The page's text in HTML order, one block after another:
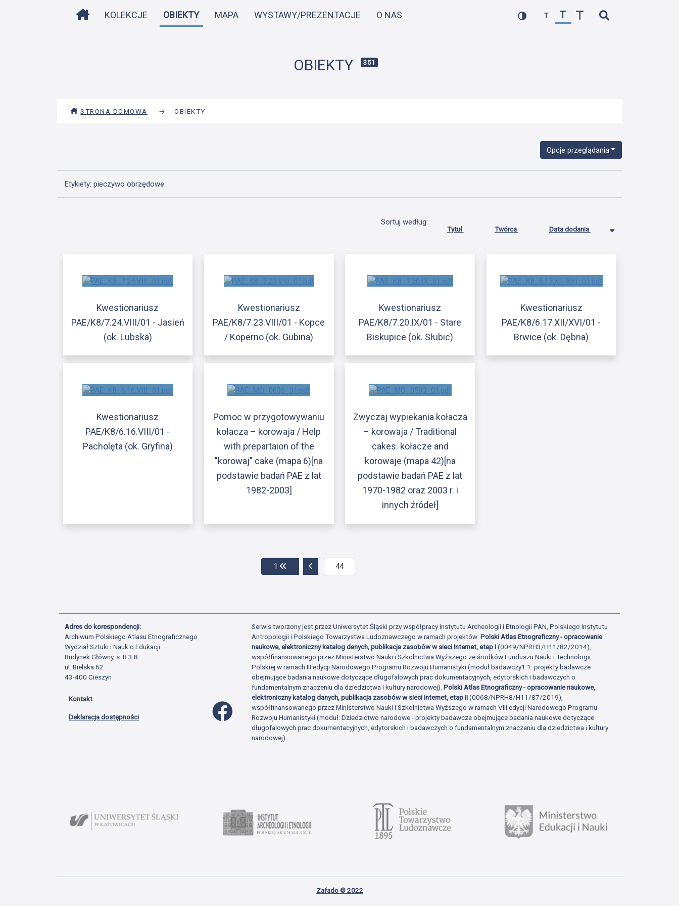
do
STRONA DOMOWA
KOLEKCJE OBIEKTY MAPA WYSTAWY/PREZENTACJE O NAS
OBIEKTY 351
STRONA DOMOWA → OBIEKTY
Opcje przeglądania
Etykiety: pieczywo obrzędowe
Sortuj według:
Tytuł Twórca Data dodania
Kwestionariusz
PAE/K8/7.24.VIII/01 - Jasień
(ok. Lubska)
Kwestionariusz
PAE/K8/7.23.VIII/01 - Kopce
/ Koperno (ok. Gubina)
Kwestionariusz
PAE/K8/7.20.IX/01 - Stare
Biskupice (ok. Słubic)
Kwestionariusz
PAE/K8/6.17.XII/XVI/01 -
Brwice (ok. Dębna)
Kwestionariusz
PAE/K8/6.16.VIII/01 -
Pacholęta (ok. Gryfina)
Pomoc w przygotowywaniu
kołacza – korowaja / Help
with prepartaion of the
"korowaj" cake (mapa 6)[na
podstawie badań PAE z lat
1982-2003]
Zwyczaj wypiekania kołacza
– korowaja / Traditional
cakes: kołacze and
korowaje (mapa 42)[na
podstawie badań PAE z lat
1970-1982 oraz 2003 r. i
innych źródeł]
1 Przejdź do pierwszej strony
Przejdź do poprzedniej strony
Adres do korespondencji:
Archiwum Polskiego Atlasu Etnograficznego
Wydział Sztuki i Nauk o Edukacji
Budynek Główny, s. B.3.8
ul. Bielska 62
43-400 Cieszyn
Kontakt
Deklaracja dostępności
Profil Facebook
Serwis tworzony jest przez Uniwersytet Śląski przy współpracy Instytutu Archeologii i Etnologii PAN, Polskiego Instytutu
Antropologii i Polskiego Towarzystwa Ludoznawczego w ramach projektów:Polski Atlas Etnograficzny - opracowanie
naukowe, elektroniczny katalog danych, publikacja zasobów w sieci Internet, etap I(0049/NPRH3/H11/82/2014),
współfinansowanego przez Ministerstwo Nauki i Szkolnictwa Wyższego ze środków Funduszu Nauki i Technologii
Polskiej w ramach III edycji Narodowego Programu Rozwoju Humanistyki (moduł badawczy1.1: projekty badawcze
obejmujące badania naukowe dotyczące długofalowych prac dokumentacyjnych, edytorskich i badawczych o
fundamentalnym znaczeniu dla dziedzictwa i kultury narodowej).Polski Atlas Etnograficzny - opracowanie naukowe,
elektroniczny katalog danych, publikacja zasobów w sieci Internet, etap II(0068/NPRH8/H11/87/2019),
współfinansowanego przez Ministerstwo Nauki i Szkolnictwa Wyższego w ramach VIII edycji Narodowego Programu
Rozwoju Humanistyki (moduł: Dziedzictwo narodowe - projekty badawcze obejmujące badania naukowe dotyczące
długofalowych prac dokumentacyjnych, edytorskich i badawczych o fundamentalnym znaczeniu dla dziedzictwa i kultury
narodowej).
Zafado © 2022